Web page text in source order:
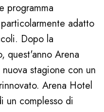
programma
adatto
Dopo la
quest'anno Arena
stagione con un
Arena Hotel
un complesso di